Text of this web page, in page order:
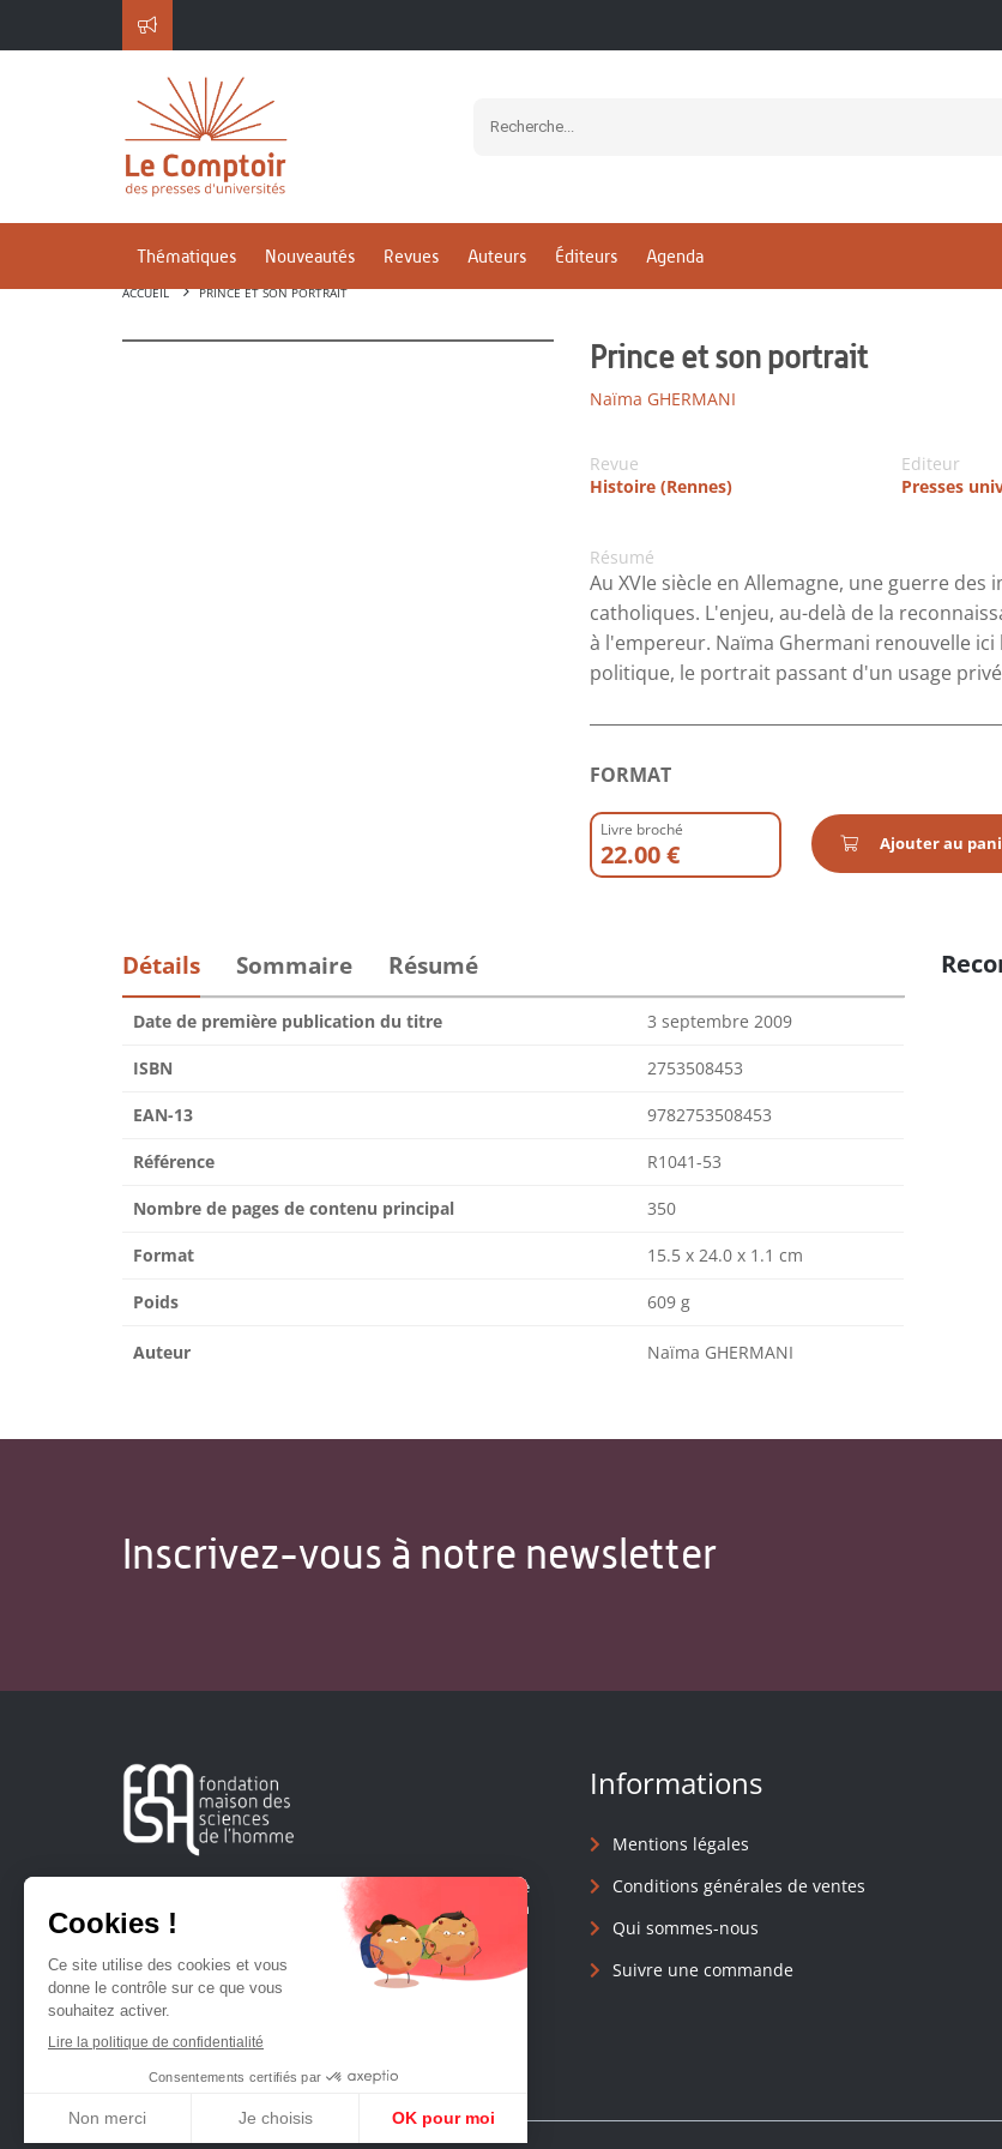
Thématiques Nouveautés Revues Auteurs Éditeurs Agenda
ACCUEIL PRINCE ET SON PORTRAIT
Prince et son portrait
Naïma GHERMANI
Revue
Histoire (Rennes)
Editeur
Presses
Résumé
Au XVIe siècle en Allemagne, une guerre
catholiques. L'enjeu, au-delà de la
à l'empereur. Naïma Ghermani renouvelle
politique, le portrait passant d'un usage
FORMAT
Livre broché
22.00 € Ajouter au
Détails Sommaire Résumé
Date de première publication du titre 3 septembre 2009
ISBN 2753508453
EAN-13 9782753508453
Référence R1041-53
Nombre de pages de contenu principal 350
Format 15.5 x 24.0 x 1.1 cm
Poids 609 g
Auteur Naïma GHERMANI
Inscrivez-vous à notre newsletter
Créée en 1963, la Fondation Maison Sciences de l'Homme
soutient la recherche et la diffusion des connaissances en
sciences humaines et sociales.
Informations
Mentions légales
Conditions générales de ventes
Qui sommes-nous
Suivre une commande